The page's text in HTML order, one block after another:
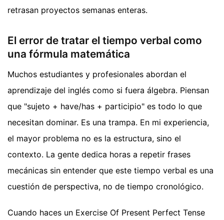
retrasan proyectos semanas enteras.
El error de tratar el tiempo verbal como
una fórmula matemática
Muchos estudiantes y profesionales abordan el
aprendizaje del inglés como si fuera álgebra. Piensan
que "sujeto + have/has + participio" es todo lo que
necesitan dominar. Es una trampa. En mi experiencia,
el mayor problema no es la estructura, sino el
contexto. La gente dedica horas a repetir frases
mecánicas sin entender que este tiempo verbal es una
cuestión de perspectiva, no de tiempo cronológico.
Cuando haces un Exercise Of Present Perfect Tense